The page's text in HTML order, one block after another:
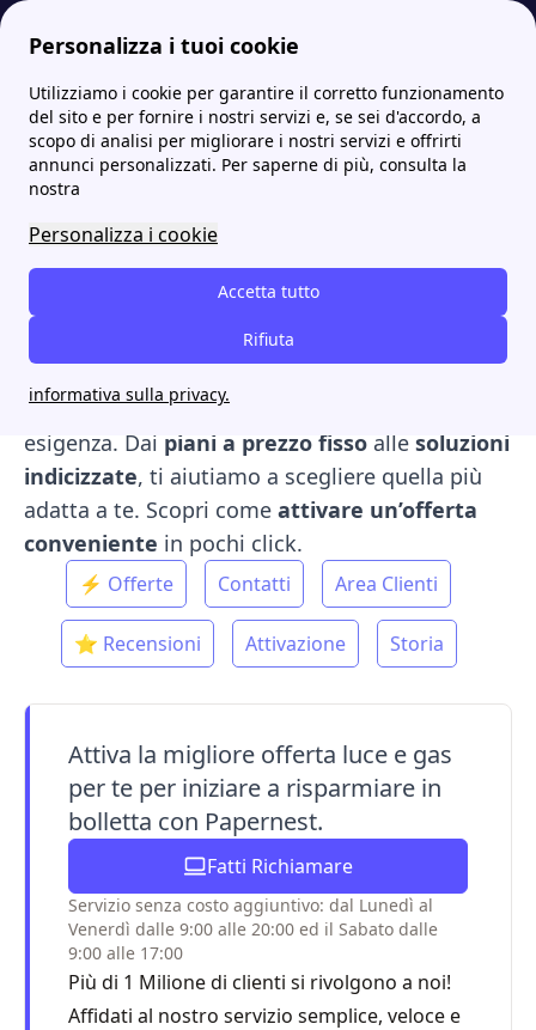
Personalizza i tuoi cookie
Utilizziamo i cookie per garantire il corretto funzionamento
del sito e per fornire i nostri servizi e, se sei d'accordo, a
scopo di analisi per migliorare i nostri servizi e offrirti
annunci personalizzati. Per saperne di più, consulta la
nostra
Personalizza i cookie
Accetta tutto
Rifiuta
informativa sulla privacy.
Papernest.it MoreFornitori Hera Comm
Hera Comm: scopri offerte,
contatti, servizi e storia
del fornitore
Vuoi scoprire se
la tua casa o azienda? In questo articolo
Hera, conprezzi,vantaggi
esigenza. Dai piani a prezzo fisso alle soluzioni
indicizzate, ti aiutiamo a scegliere quella più
adatta a te. Scopri come attivare un’offerta
conveniente in pochi click.
⚡ Offerte Contatti Area Clienti
⭐ Recensioni Attivazione Storia
Attiva la migliore offerta luce e gas
per te per iniziare a risparmiare in
bolletta con Papernest.
Fatti Richiamare
Servizio senza costo aggiuntivo: dal Lunedì al
Venerdì dalle 9:00 alle 20:00 ed il Sabato dalle
9:00 alle 17:00
Più di 1 Milione di clienti si rivolgono a noi!
Affidati al nostro servizio semplice, veloce e